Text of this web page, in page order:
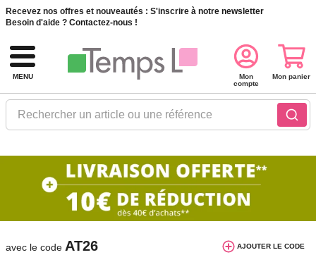
Recevez nos offres et nouveautés : S'inscrire à notre newsletter
Besoin d'aide ? Contactez-nous !
MENU
Rechercher un article ou une référence
Mon
compte
Mon panier
10€ de réduction dès 40€ d'achat. Offre
valable du 03/08/2026 au 12/08/2026.
avec le code AT26 AJOUTER LE CODE